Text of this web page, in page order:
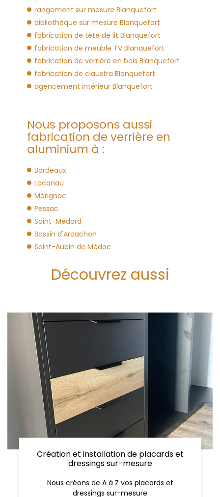
rangement sur mesure Blanquefort
bibliothèque sur mesure Blanquefort
fabrication de tête de lit Blanquefort
fabrication de meuble TV Blanquefort
fabrication de verrière en bois Blanquefort
fabrication de claustra Blanquefort
agencement intérieur Blanquefort
Nous proposons aussi
fabrication de verrière en
aluminium à :
Bordeaux
Lacanau
Mérignac
Pessac
Saint-Médard
Bassin d'Arcachon
Saint-Aubin de Médoc
Découvrez aussi
Création et installation de placards et
dressings sur-mesure
Nous créons de A à Z vos placards et
dressings sur-mesure